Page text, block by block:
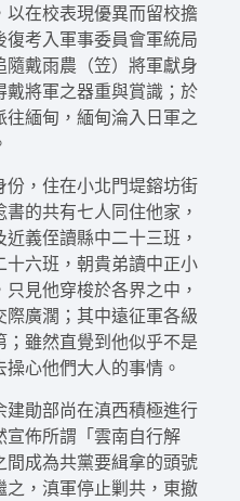
在校表現優異而留校擔
考入軍事委員會軍統局
戴雨農（笠）將軍獻身
將軍之器重與賞識；於
緬甸，緬甸淪入日軍之
，住在小北門堤鎔坊街
的共有七人同住他家，
義侄讀縣中二十三班，
六班，朝貴弟讀中正小
見他穿梭於各界之中，
廣濶；其中遠征軍各級
雖然直覺到他似乎不是
心他們大人的事情。
勛部尚在滇西積極進行
佈所謂「雲南自行解
成為共黨要緝拿的頭號
之，滇軍停止剿共，東撤